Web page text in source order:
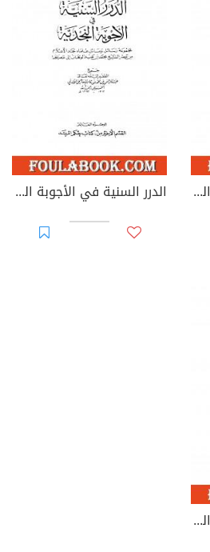
الدرر السنية في الأجوبة النجدية - المجلد التاسع الدرر السنية في الأجوبة النجدية - المجلد العاشر
الدرر السنية في الأجوبة النجدية - المجلد الحادي عشر